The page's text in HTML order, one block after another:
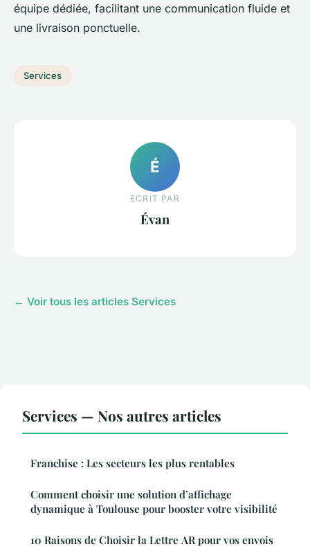
équipe dédiée, facilitant une communication fluide et
une livraison ponctuelle.
Services
É
ECRIT PAR
Évan
← Voir tous les articles Services
Services — Nos autres articles
Franchise : Les secteurs les plus rentables
Comment choisir une solution d’affichage
dynamique à Toulouse pour booster votre visibilité
10 Raisons de Choisir la Lettre AR pour vos envois